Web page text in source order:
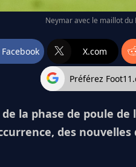
Neymar avec le maillot du
Facebook X.com
Préférez
la phase de poule
des